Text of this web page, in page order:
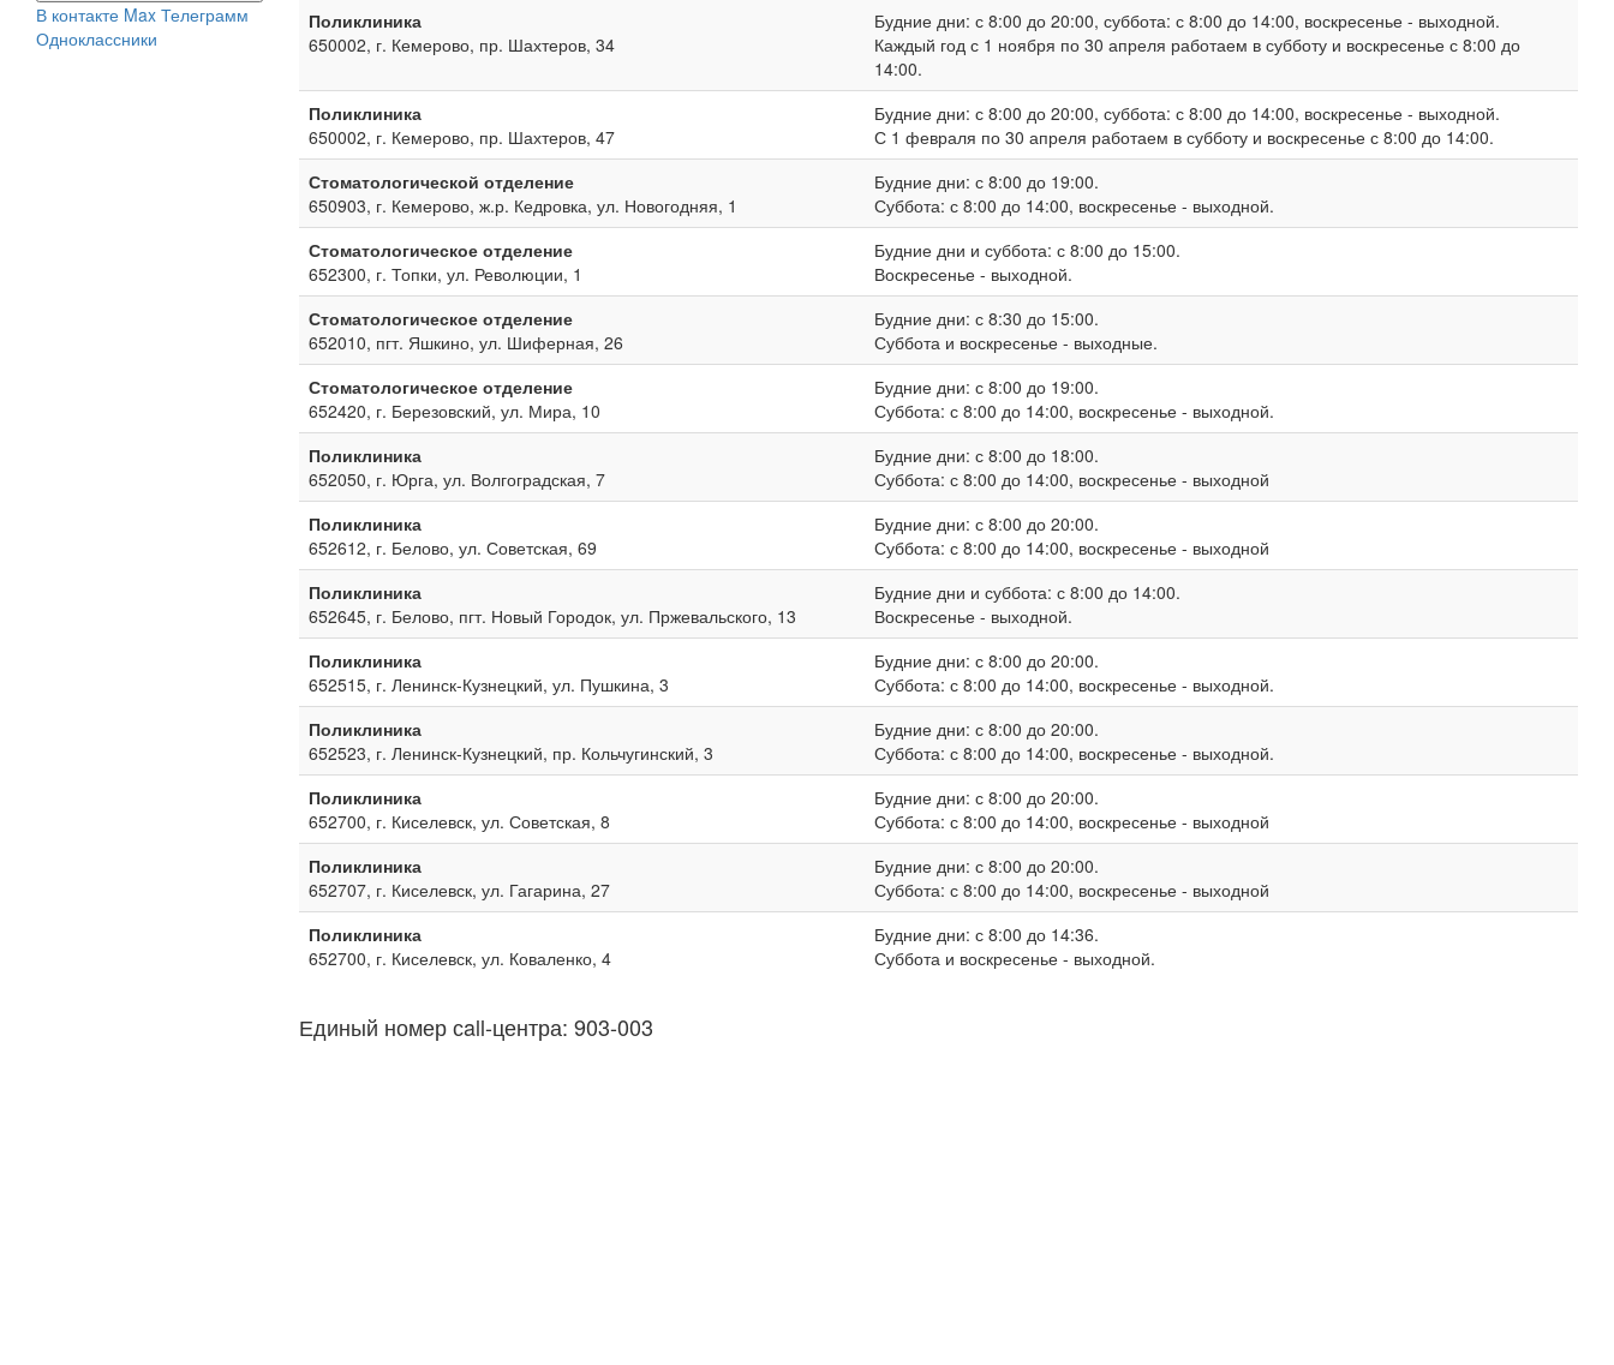
В контакте Max Телеграмм
Одноклассники
Поликлиника
650002, г. Кемерово, пр. Шахтеров, 34
Будние дни: с 8:00 до 20:00, суббота: с 8:00 до 14:00, воскресенье - выходной.
Каждый год с 1 ноября по 30 апреля работаем в субботу и воскресенье с 8:00 до
14:00.
Поликлиника
650002, г. Кемерово, пр. Шахтеров, 47
Будние дни: с 8:00 до 20:00, суббота: с 8:00 до 14:00, воскресенье - выходной.
С 1 февраля по 30 апреля работаем в субботу и воскресенье с 8:00 до 14:00.
Стоматологической отделение
650903, г. Кемерово, ж.р. Кедровка, ул. Новогодняя, 1
Будние дни: с 8:00 до 19:00.
Суббота: с 8:00 до 14:00, воскресенье - выходной.
Стоматологическое отделение
652300, г. Топки, ул. Революции, 1
Будние дни и суббота: с 8:00 до 15:00.
Воскресенье - выходной.
Стоматологическое отделение
652010, пгт. Яшкино, ул. Шиферная, 26
Будние дни: с 8:30 до 15:00.
Суббота и воскресенье - выходные.
Стоматологическое отделение
652420, г. Березовский, ул. Мира, 10
Будние дни: с 8:00 до 19:00.
Суббота: с 8:00 до 14:00, воскресенье - выходной.
Поликлиника
652050, г. Юрга, ул. Волгоградская, 7
Будние дни: с 8:00 до 18:00.
Суббота: с 8:00 до 14:00, воскресенье - выходной
Поликлиника
652612, г. Белово, ул. Советская, 69
Будние дни: с 8:00 до 20:00.
Суббота: с 8:00 до 14:00, воскресенье - выходной
Поликлиника
652645, г. Белово, пгт. Новый Городок, ул. Пржевальского, 13
Будние дни и суббота: с 8:00 до 14:00.
Воскресенье - выходной.
Поликлиника
652515, г. Ленинск-Кузнецкий, ул. Пушкина, 3
Будние дни: с 8:00 до 20:00.
Суббота: с 8:00 до 14:00, воскресенье - выходной.
Поликлиника
652523, г. Ленинск-Кузнецкий, пр. Кольчугинский, 3
Будние дни: с 8:00 до 20:00.
Суббота: с 8:00 до 14:00, воскресенье - выходной.
Поликлиника
652700, г. Киселевск, ул. Советская, 8
Будние дни: с 8:00 до 20:00.
Суббота: с 8:00 до 14:00, воскресенье - выходной
Поликлиника
652707, г. Киселевск, ул. Гагарина, 27
Будние дни: с 8:00 до 20:00.
Суббота: с 8:00 до 14:00, воскресенье - выходной
Поликлиника
652700, г. Киселевск, ул. Коваленко, 4
Будние дни: с 8:00 до 14:36.
Суббота и воскресенье - выходной.
Единый номер сall-центра: 903-003